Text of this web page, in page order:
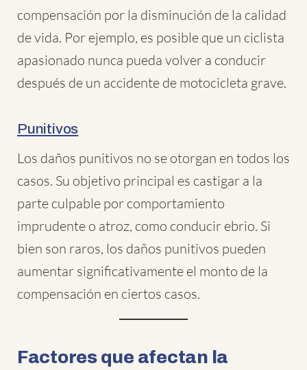
compensación por la disminución de la calidad
de vida. Por ejemplo, es posible que un ciclista
apasionado nunca pueda volver a conducir
después de un accidente de motocicleta grave.
Punitivos
Los daños punitivos no se otorgan en todos los
casos. Su objetivo principal es castigar a la
parte culpable por comportamiento
imprudente o atroz, como conducir ebrio. Si
bien son raros, los daños punitivos pueden
aumentar significativamente el monto de la
compensación en ciertos casos.
Factores que afectan la